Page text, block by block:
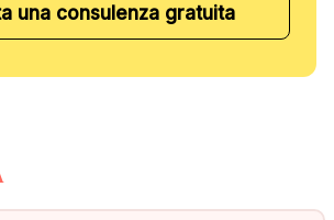
una consulenza gratuita